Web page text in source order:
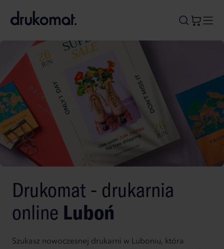
A
Drukomat - drukarnia
online Luboń
Szukasz nowoczesnej drukarni w Luboniu, która